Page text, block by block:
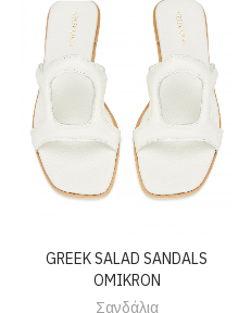
GREEK SALAD SANDALS
OMIKRON
Σανδάλια